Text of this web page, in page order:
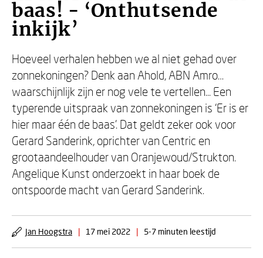
baas! - ‘Onthutsende
inkijk’
Hoeveel verhalen hebben we al niet gehad over
zonnekoningen? Denk aan Ahold, ABN Amro…
waarschijnlijk zijn er nog vele te vertellen... Een
typerende uitspraak van zonnekoningen is ‘Er is er
hier maar één de baas’. Dat geldt zeker ook voor
Gerard Sanderink, oprichter van Centric en
grootaandeelhouder van Oranjewoud/Strukton.
Angelique Kunst onderzoekt in haar boek de
ontspoorde macht van Gerard Sanderink.
Jan Hoogstra | 17 mei 2022 | 5-7 minuten leestijd